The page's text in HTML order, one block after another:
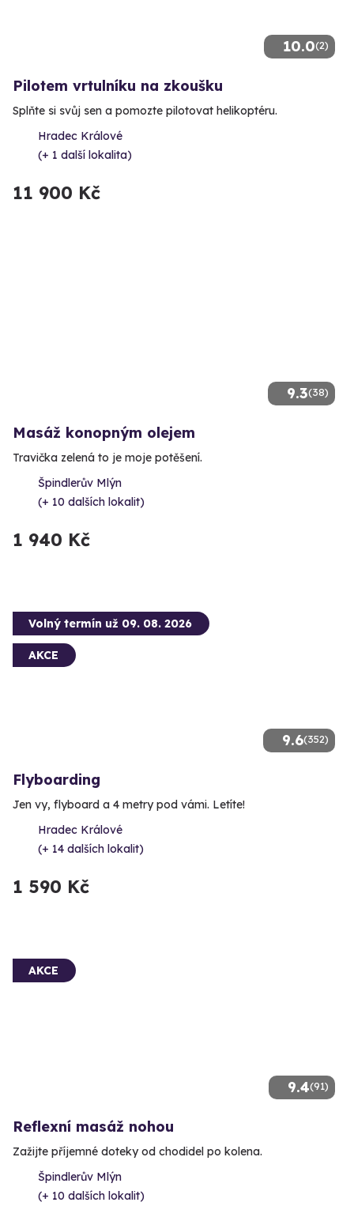
10.0(2)
Pilotem vrtulníku na zkoušku
Splňte si svůj sen a pomozte pilotovat helikoptéru.
Hradec Králové
(+ 1 další lokalita)
11 900 Kč
9.3(38)
Masáž konopným olejem
Travička zelená to je moje potěšení.
Špindlerův Mlýn
(+ 10 dalších lokalit)
1 940 Kč
9.6(352)
Volný termín už 09. 08. 2026
AKCE
Flyboarding
Jen vy, flyboard a 4 metry pod vámi. Letíte!
Hradec Králové
(+ 14 dalších lokalit)
1 590 Kč
9.4(91)
AKCE
Reflexní masáž nohou
Zažijte příjemné doteky od chodidel po kolena.
Špindlerův Mlýn
(+ 10 dalších lokalit)